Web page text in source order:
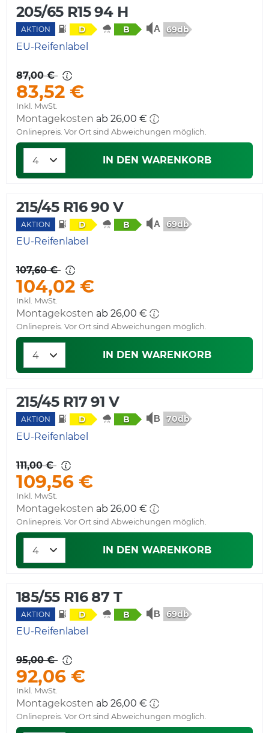
205/65 R15 94 H
AKTION D B 69db
EU-Reifenlabel
87,00 €
83,52 €
Inkl. MwSt.
Montagekosten ab 26,00 €
Onlinepreis. Vor Ort sind Abweichungen möglich.
IN DEN WARENKORB
215/45 R16 90 V
AKTION D B 69db
EU-Reifenlabel
107,60 €
104,02 €
Inkl. MwSt.
Montagekosten ab 26,00 €
Onlinepreis. Vor Ort sind Abweichungen möglich.
IN DEN WARENKORB
215/45 R17 91 V
AKTION D B 70db
EU-Reifenlabel
111,00 €
109,56 €
Inkl. MwSt.
Montagekosten ab 26,00 €
Onlinepreis. Vor Ort sind Abweichungen möglich.
IN DEN WARENKORB
185/55 R16 87 T
AKTION D B 69db
EU-Reifenlabel
95,00 €
92,06 €
Inkl. MwSt.
Montagekosten ab 26,00 €
Onlinepreis. Vor Ort sind Abweichungen möglich.